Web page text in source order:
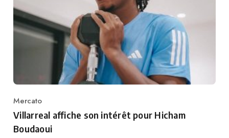
Category
Mercato
Villarreal affiche son intérêt pour Hicham
Boudaoui